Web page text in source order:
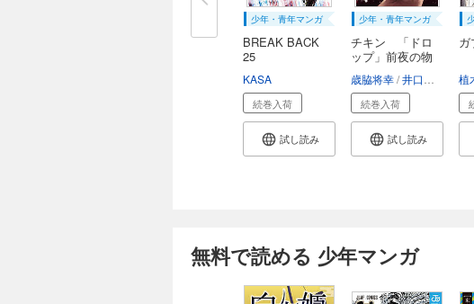
少年・青年マンガ
BREAK BACK
25
KASA
続巻入荷
試し読み
少年・青年マンガ
チキン 「ドロ
ップ」前夜の物
歳脇将幸 井口達也
続巻入荷
試し読み
植
無料で読める 少年マンガ